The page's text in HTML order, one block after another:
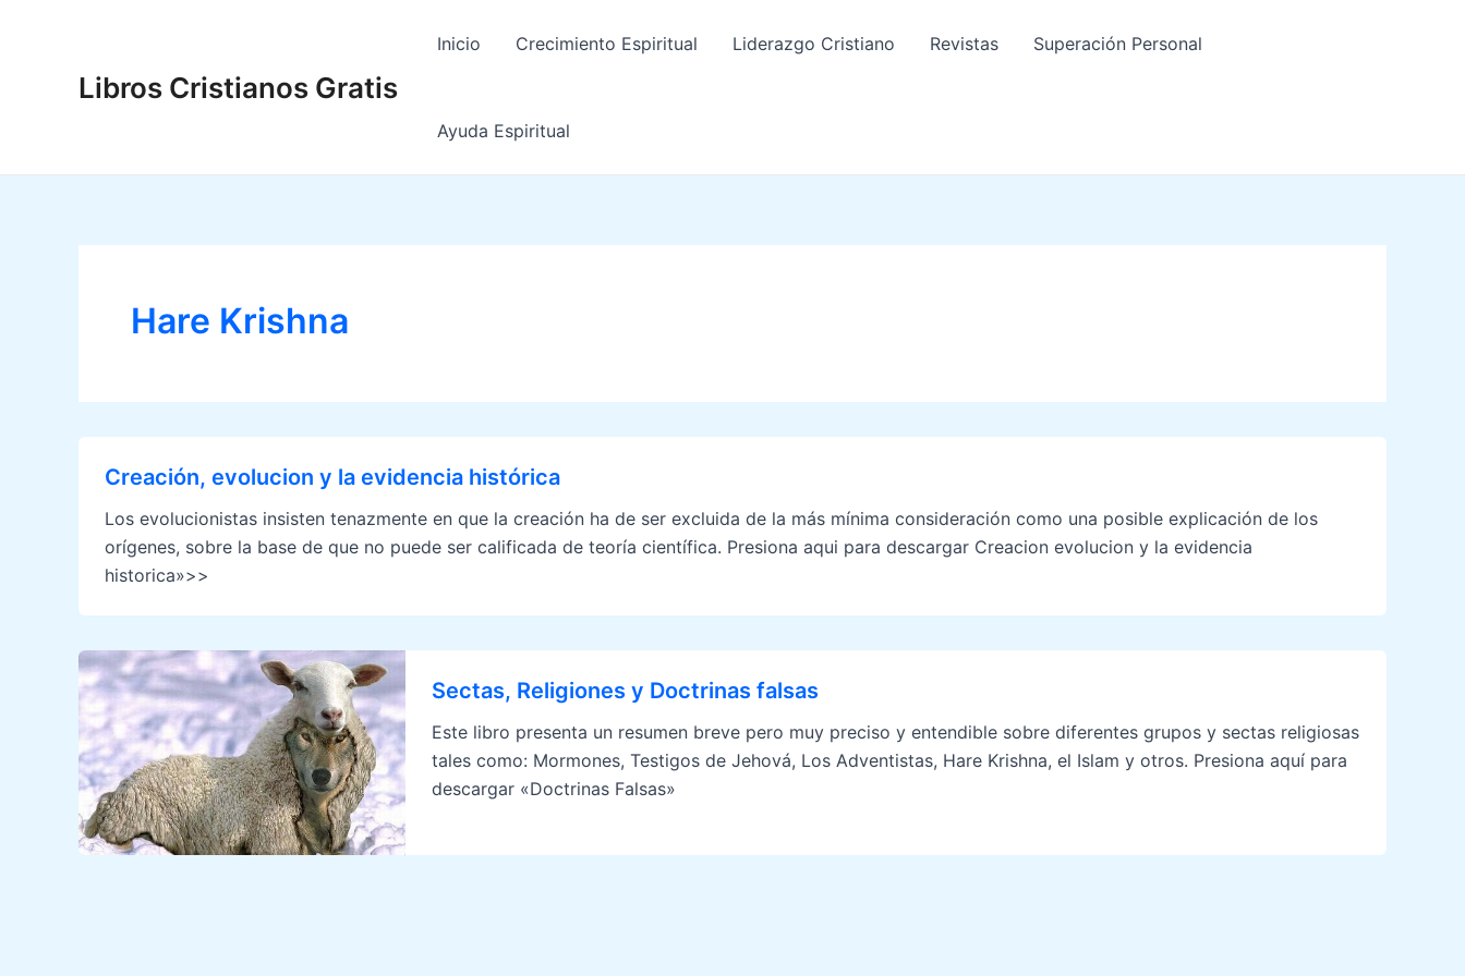
Libros Cristianos Gratis
Inicio Crecimiento Espiritual Liderazgo Cristiano Revistas Superación Personal
Ayuda Espiritual
Hare Krishna
Creación, evolucion y la evidencia histórica
Los evolucionistas insisten tenazmente en que la creación ha de ser excluida de la más mínima consideración como una posible explicación de los
orígenes, sobre la base de que no puede ser calificada de teoría científica. Presiona aqui para descargar Creacion evolucion y la evidencia
historica»>>
Sectas, Religiones y Doctrinas falsas
Este libro presenta un resumen breve pero muy preciso y entendible sobre diferentes grupos y sectas religiosas
tales como: Mormones, Testigos de Jehová, Los Adventistas, Hare Krishna, el Islam y otros. Presiona aquí para
descargar «Doctrinas Falsas»